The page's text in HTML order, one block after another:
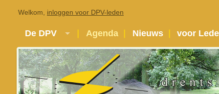
Welkom, inloggen voor DPV-leden
De DPV Agenda Nieuws voor